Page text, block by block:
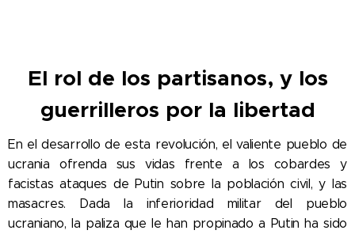
El rol de los partisanos, y los
guerrilleros por la libertad
En el desarrollo de esta revolución, el valiente pueblo de
ucrania ofrenda sus vidas frente a los cobardes y
facistas ataques de Putin sobre la población civil, y las
masacres. Dada la inferioridad militar del pueblo
ucraniano, la paliza que le han propinado a Putin ha sido